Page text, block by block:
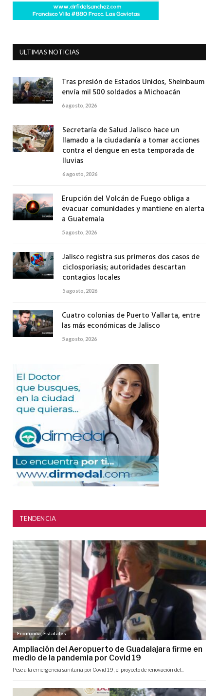
ULTIMAS NOTICIAS
Tras presión de Estados Unidos, Sheinbaum
envía mil 500 soldados a Michoacán
6 agosto, 2026
Secretaría de Salud Jalisco hace un
llamado a la ciudadanía a tomar acciones
contra el dengue en esta temporada de
lluvias
6 agosto, 2026
Erupción del Volcán de Fuego obliga a
evacuar comunidades y mantiene en alerta
a Guatemala
5 agosto, 2026
Jalisco registra sus primeros dos casos de
ciclosporiasis; autoridades descartan
contagios locales
5 agosto, 2026
Cuatro colonias de Puerto Vallarta, entre
las más económicas de Jalisco
5 agosto, 2026
TENDENCIA